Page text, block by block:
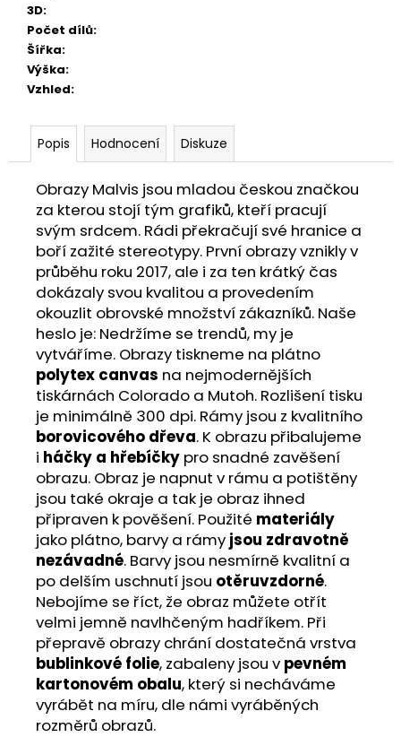
3D:
Počet dílů:
Šířka:
Výška:
Vzhled:
Popis Hodnocení Diskuze
Obrazy Malvis jsou mladou českou značkou
za kterou stojí tým grafiků, kteří pracují
svým srdcem. Rádi překračují své hranice a
boří zažité stereotypy. První obrazy vznikly v
průběhu roku 2017, ale i za ten krátký čas
dokázaly svou kvalitou a provedením
okouzlit obrovské množství zákazníků. Naše
heslo je: Nedržíme se trendů, my je
vytváříme. Obrazy tiskneme na plátno
polytex canvas na nejmodernějších
tiskárnách Colorado a Mutoh. Rozlišení tisku
je minimálně 300 dpi. Rámy jsou z kvalitního
borovicového dřeva. K obrazu přibalujeme
i háčky a hřebíčky pro snadné zavěšení
obrazu. Obraz je napnut v rámu a potištěny
jsou také okraje a tak je obraz ihned
připraven k pověšení. Použité materiály
jako plátno, barvy a rámy jsou zdravotně
nezávadné. Barvy jsou nesmírně kvalitní a
po delším uschnutí jsou otěruvzdorné.
Nebojíme se říct, že obraz můžete otřít
velmi jemně navlhčeným hadříkem. Při
přepravě obrazy chrání dostatečná vrstva
bublinkové folie, zabaleny jsou v pevném
kartonovém obalu, který si necháváme
vyrábět na míru, dle námi vyráběných
rozměrů obrazů.